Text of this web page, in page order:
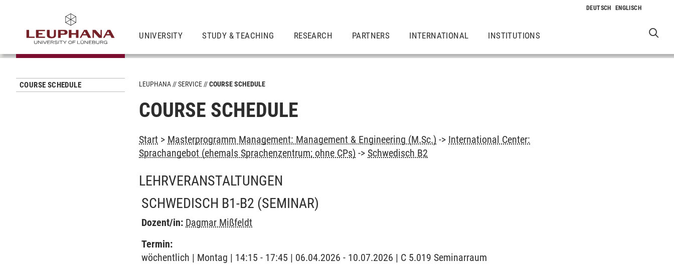
UNIVERSITY STUDY & TEACHING RESEARCH PARTNERS INTERNATIONAL INSTITUTIONS
COURSE SCHEDULE LEUPHANA SERVICE COURSE SCHEDULE
COURSE SCHEDULE
Start > Masterprogramm Management: Management & Engineering (M.Sc.) -> International Center:
Sprachangebot (ehemals Sprachenzentrum; ohne CPs) -> Schwedisch B2
LEHRVERANSTALTUNGEN
SCHWEDISCH B1-B2 (SEMINAR)
Dozent/in: Dagmar Mißfeldt
Termin:
wöchentlich | Montag | 14:15 - 17:45 | 06.04.2026 - 10.07.2026 | C 5.019 Seminarraum